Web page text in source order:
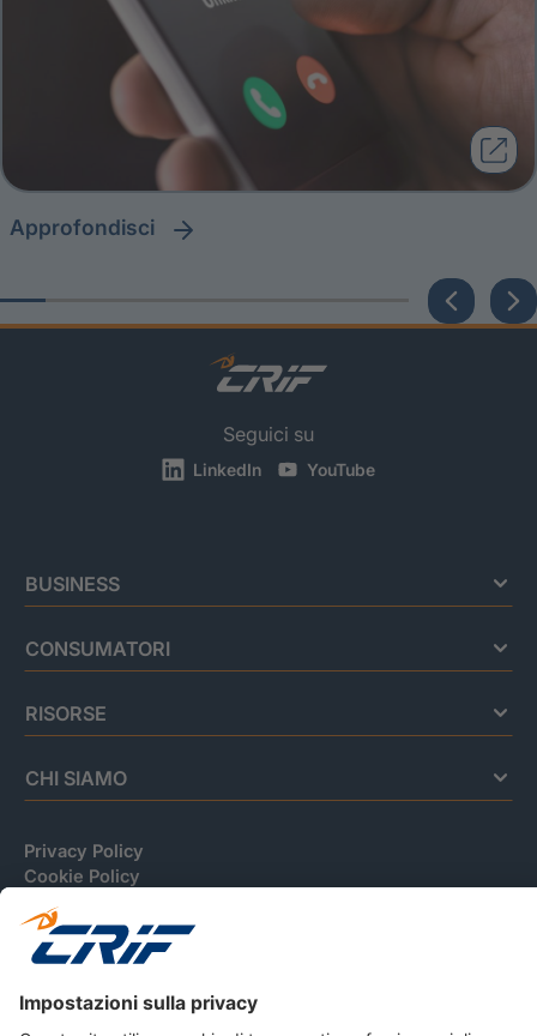
approfondisci
Seguici su
LinkedIn YouTube
BUSINESS
CONSUMATORI
RISORSE
CHI SIAMO
Privacy Policy
Cookie Policy
Informativa Dati Personali
CRIF Business Ethics
Accessibilità
Creditizie